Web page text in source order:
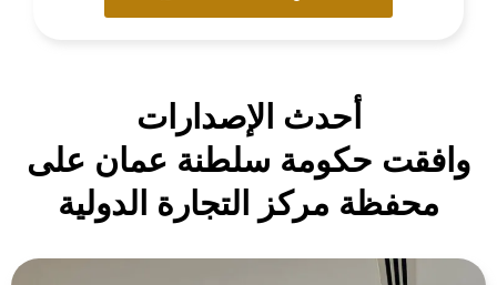
أحدث الإصدارات
وافقت حكومة سلطنة عمان على
محفظة مركز التجارة الدولية